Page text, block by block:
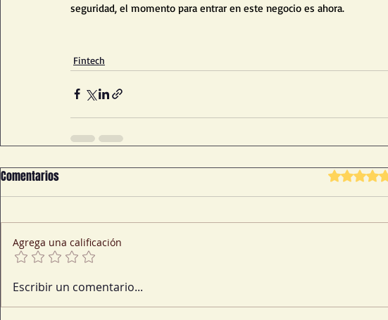
seguridad, el momento para entrar en este negocio es ahora.
Fintech
Comentarios Obtuvo 0 de
Agrega una calificación
Escribir un comentario...